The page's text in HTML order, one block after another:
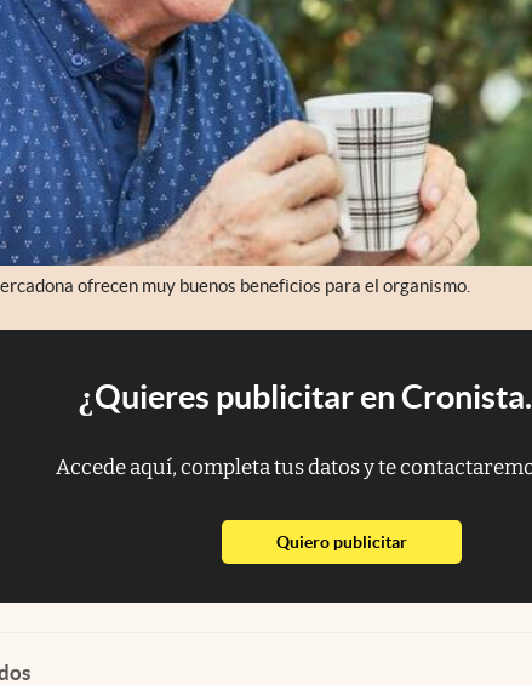
ofrecen muy buenos beneficios para el organismo.
¿Quieres publicitar en
Accede aquí, completa tus datos y te
Quiero publicitarabre en nueva